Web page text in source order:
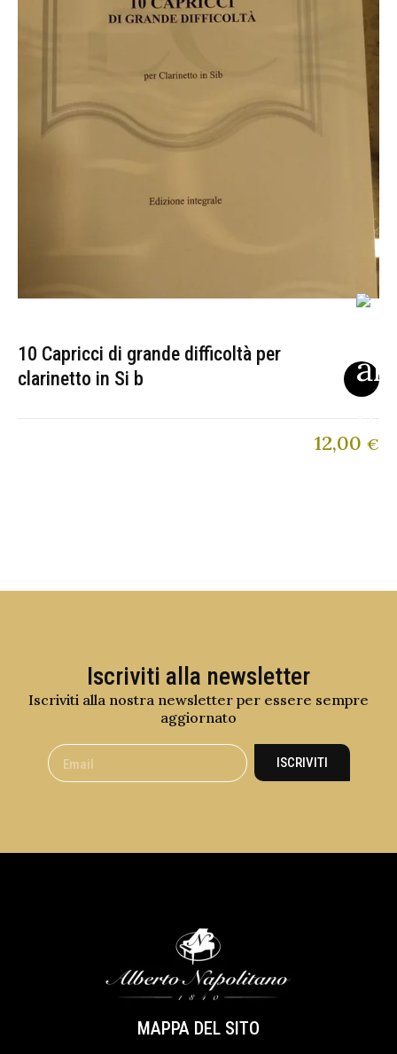
10 Capricci di grande difficoltà per
clarinetto in Si b
12,00 €
Iscriviti alla newsletter
Iscriviti alla nostra newsletter per essere sempre
aggiornato
ISCRIVITI
MAPPA DEL SITO